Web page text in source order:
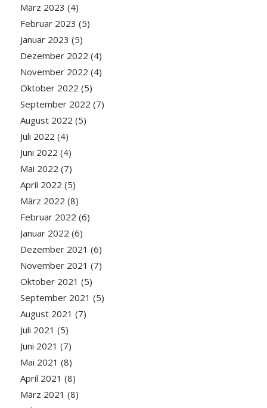
März 2023 (4)
Februar 2023 (5)
Januar 2023 (5)
Dezember 2022 (4)
November 2022 (4)
Oktober 2022 (5)
September 2022 (7)
August 2022 (5)
Juli 2022 (4)
Juni 2022 (4)
Mai 2022 (7)
April 2022 (5)
März 2022 (8)
Februar 2022 (6)
Januar 2022 (6)
Dezember 2021 (6)
November 2021 (7)
Oktober 2021 (5)
September 2021 (5)
August 2021 (7)
Juli 2021 (5)
Juni 2021 (7)
Mai 2021 (8)
April 2021 (8)
März 2021 (8)